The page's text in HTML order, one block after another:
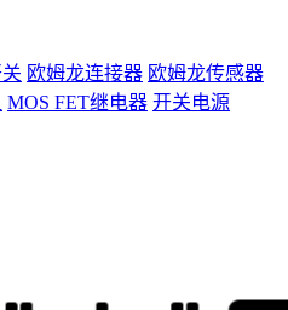
欧姆龙连接器 欧姆龙传感器
MOS FET继电器 开关电源